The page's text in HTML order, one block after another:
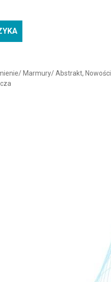
Abstrakt
Marmury/ Abstrakt, Nowości